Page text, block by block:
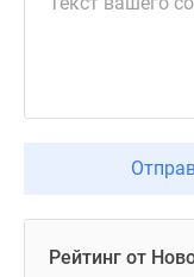
Рейтинг от